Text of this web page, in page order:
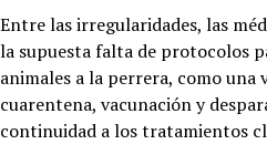
Entre las irregularidades, las
la supuesta falta de protocolos
animales a la perrera, como una
cuarentena, vacunación y
continuidad a los tratamientos